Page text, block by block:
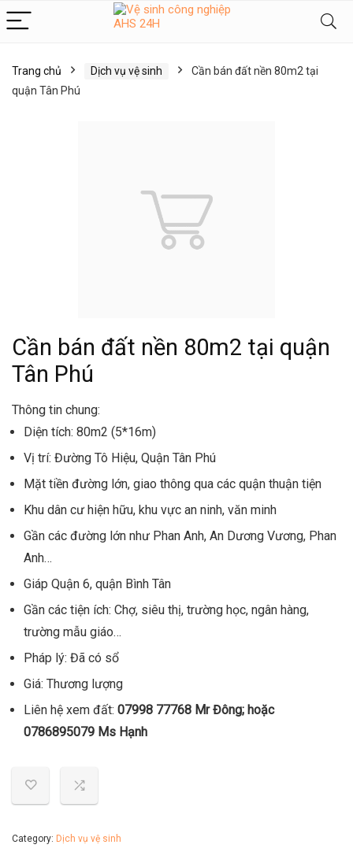
Trang chủ Dịch vụ vệ sinh
Cần bán đất nền 80m2 tại
quận Tân Phú
Cần bán đất nền 80m2 tại quận
Tân Phú
Thông tin chung:
Diện tích: 80m2 (5*16m)
Vị trí: Đường Tô Hiệu, Quận Tân Phú
Mặt tiền đường lớn, giao thông qua các quận thuận tiện
Khu dân cư hiện hữu, khu vực an ninh, văn minh
Gần các đường lớn như Phan Anh, An Dương Vương, Phan
Anh…
Giáp Quận 6, quận Bình Tân
Gần các tiện ích: Chợ, siêu thị, trường học, ngân hàng,
trường mẫu giáo…
Pháp lý: Đã có sổ
Giá: Thương lượng
Liên hệ xem đất: 07998 77768 Mr Đông; hoặc
0786895079 Ms Hạnh
Category: Dịch vụ vệ sinh